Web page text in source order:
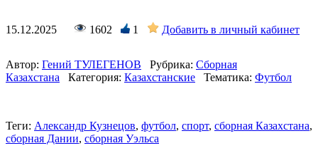
15.12.2025 1602 1 Добавить в личный кабинет
Автор: Гений ТУЛЕГЕНОВ Рубрика: Сборная
Казахстана
Категория: Казахстанские Тематика: Футбол
Теги: Александр Кузнецов, футбол, спорт, сборная Казахстана,
сборная Дании, сборная Уэльса